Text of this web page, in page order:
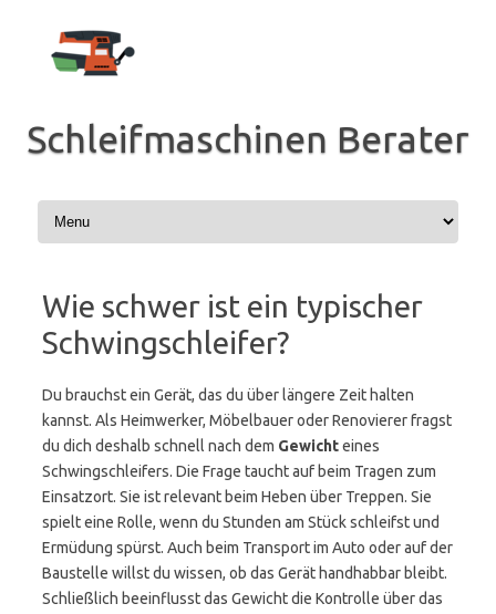
springen
Schleifmaschinen Berater
Wie schwer ist ein typischer
Schwingschleifer?
Du brauchst ein Gerät, das du über längere Zeit halten
kannst. Als Heimwerker, Möbelbauer oder Renovierer fragst
du dich deshalb schnell nach dem Gewichteines
Schwingschleifers. Die Frage taucht auf beim Tragen zum
Einsatzort. Sie ist relevant beim Heben über Treppen. Sie
spielt eine Rolle, wenn du Stunden am Stück schleifst und
Ermüdung spürst. Auch beim Transport im Auto oder auf der
Baustelle willst du wissen, ob das Gerät handhabbar bleibt.
Schließlich beeinflusst das Gewicht die Kontrolle über das